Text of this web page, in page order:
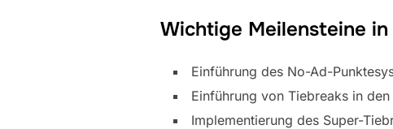
Wichtige Meilensteine
Einführung des No-Ad-
Einführung von Tiebreaks in
Implementierung des Super-